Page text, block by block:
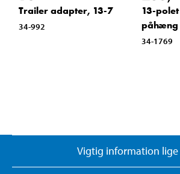
Trailer adapter, 13-7
34-992
13-
påhæng
34-1769
Vigtig information lige